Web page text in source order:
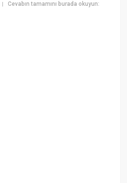
|Cevabın tamamını burada okuyun: